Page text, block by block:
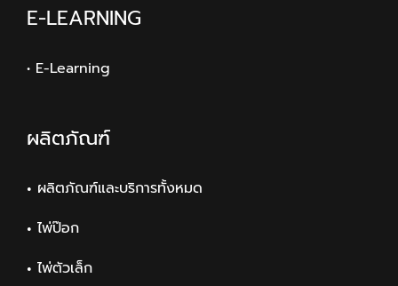
E-LEARNING
• E-Learning
ผลิตภัณฑ์
ผลิตภัณฑ์และบริการทั้งหมด
ไพ่ป๊อก
ไพ่ตัวเล็ก